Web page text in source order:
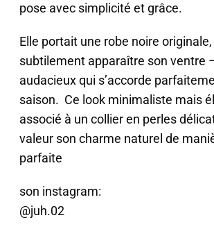
pose avec simplicité et grâce.
Elle portait une robe noire
subtilement apparaître son ventre
audacieux qui s’accorde
saison. Ce look minimaliste mais
associé à un collier en perles
valeur son charme naturel de
parfaite
son instagram:
@juh.02